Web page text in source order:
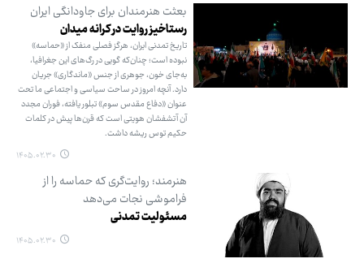
بعثت هنرمندان برای جاودانگی ایران
رستاخیز روایت در کرانه میدان
تاریخ تمدنی ایران، هرگز فصلی منفک از «حماسه»
نبوده است؛ چنان‌که گویی در رگ‌های این جغرافیا،
به‌جای خون، جوهری از جنس «ماندگاری» جریان
دارد. آنچه امروز در ساحت سیاسی و اجتماعی ما تحت
عنوان «دفاع مقدس سوم» تبلور یافته، فوران مجدد
آن آتشفشان هویتی است که قرن‌ها پیش در کلمات
حکیم توس ریشه داشت.
۱۴۰۵.۰۲.۳۰
هنرمند؛ روایت‌گری که حماسه را از
فراموشی نجات می‌دهد
مسئولیت تمدنی
۱۴۰۵.۰۲.۳۰